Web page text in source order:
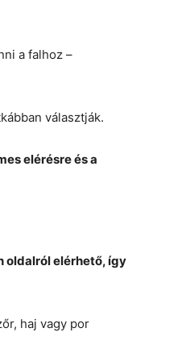
a falhoz –
választják.
elérésre és a
oldalról elérhető, így
haj vagy por